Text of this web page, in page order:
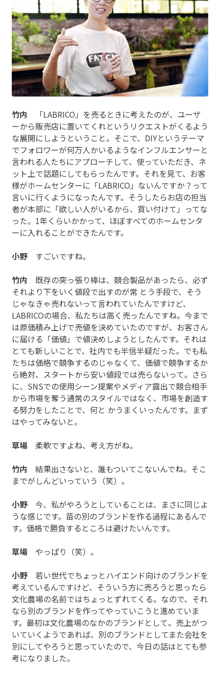
竹内 「LABRICO」を売るときに考えたのが、ユーザ
ーから販売店に置いてくれというリクエストがくるよう
な展開にしようということ。そこで、DIYというテーマ
でフォロワーが何万人かいるようなインフルエンサーと
言われる人たちにアプローチして、使っていただき、ネ
ット上で話題にしてもらったんです。それを見て、お客
様がホームセンターに「LABRICO」ないんですか？って
言いに行くようになったんです。そうしたらお店の担当
者が本部に「欲しい人がいるから、買い付けて」ってな
った。1年くらいかかって、ほぼすべてのホームセンタ
ーに入れることができたんです。
小野 すごいですね。
竹内 既存の突っ張り棒は、競合製品があったら、必ず
それより下をいく値段で出すのが常 とう手段で、そう
じゃなきゃ売れないって言われていたんですけど、
LABRICOの場合、私たちは高く売ったんですね。今まで
は原価積み上げで売値を決めていたのですが、お客さん
に届ける「価値」で値決めしようとしたんです。それは
とても新しいことで、社内でも半信半疑だった。でも私
たちは価格で競争するのじゃなくて、価値で競争するか
ら絶対、スタートから安い値段では売らないって。さら
に、SNSでの使用シーン提案やメディア露出で競合相手
から市場を奪う通常のスタイルではなく、市場を創造す
る努力をしたことで、何と かうまくいったんです。まず
はやってみないと。
草場 柔軟ですよね、考え方がね。
竹内 結果出さないと、誰もついてこないんでね。そこ
までがしんどいっていう（笑）。
小野 今、私がやろうとしていることは、まさに同じよ
うな感じです。苗の別のブランドを作る過程にあるんで
す。価格で勝負するところは避けたいんです。
草場 やっぱり（笑）。
小野 若い世代でちょっとハイエンド向けのブランドを
考えているんですけど、そういう方に売ろうと思ったら
文化農場の名前ではちょっとずれてくる。なので、それ
なら別のブランドを作ってやっていこうと進めていま
す。最初は文化農場のなかのブランドとして。売上がつ
いていくようであれば、別のブランドとしてまた会社を
別にしてやろうと思っていたので、今日の話はとても参
考になりました。